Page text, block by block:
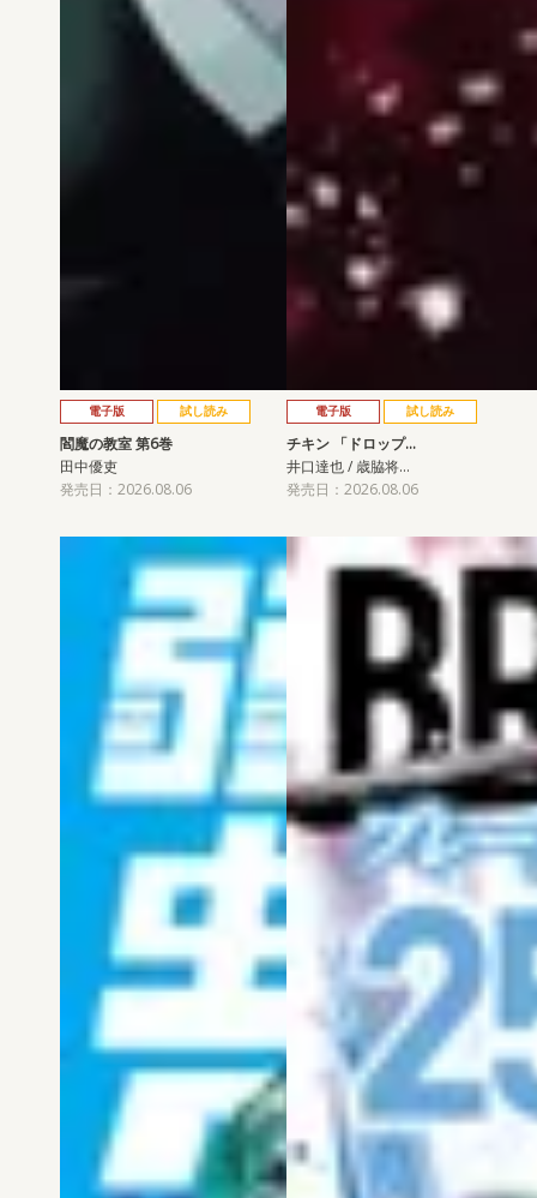
電子版 試し読み
閻魔の教室 第6巻
田中優吏
発売日：2026.08.06
電子版 試し読み
チキン 「ドロップ…
井口達也 / 歳脇将…
発売日：2026.08.06